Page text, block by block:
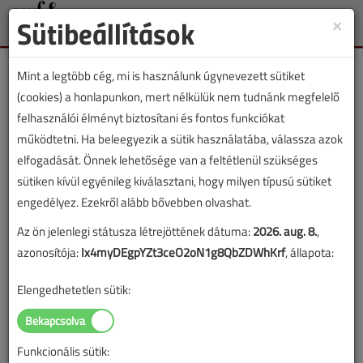
Toggle
Lapszám:
TARTALOM
Az elektromos csőhajlító
Figylem! Ez a cikk 24 éve frissült utoljára. A benne szereplő
információk mára aktualitásukat veszíthették, valamint a tartalom
×
Sütibeállítások
Mint a legtöbb cég, mi is használunk úgynevezett sütiket
(cookies) a honlapunkon, mert nélkülük nem tudnánk megfelelő
felhasználói élményt biztosítani és fontos funkciókat
működtetni. Ha beleegyezik a sütik használatába, válassza azok
elfogadását. Önnek lehetősége van a feltétlenül szükséges
sütiken kívül egyénileg kiválasztani, hogy milyen típusú sütiket
engedélyez. Ezekről alább bővebben olvashat.
Az ön jelenlegi státusza létrejöttének dátuma:2026. aug. 8.,
azonosítója:Ix4myDEgpYZt3ceO2oN1g8QbZDWhKrf, állapota:
Elengedhetetlen sütik:
Funkcionális sütik: